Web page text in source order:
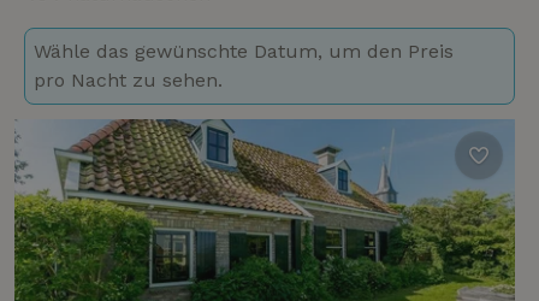
Wähle das gewünschte Datum, um den Preis
pro Nacht zu sehen.